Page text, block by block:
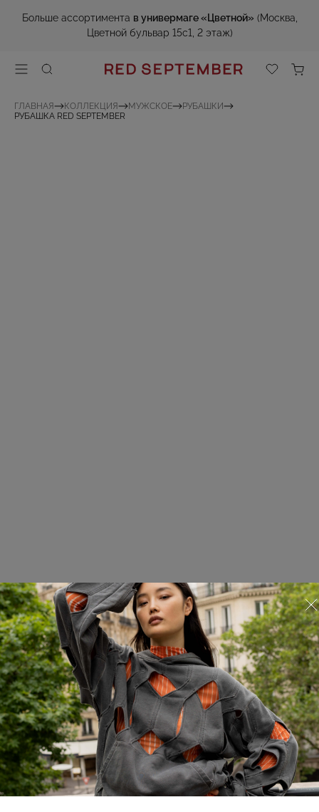
Больше ассортимента в универмаге «Цветной» (Москва,
Цветной бульвар 15с1, 2 этаж)
ГЛАВНАЯ КОЛЛЕКЦИЯ МУЖСКОЕ
РУБАШКИ
РУБАШКА RED SEPTEMBER
Рубашка Red September
225.01.SHT20.22
О товаре Оплата и доставка
Бренд: Red September
Состав:100% хлопок
Цвет:
Размер: